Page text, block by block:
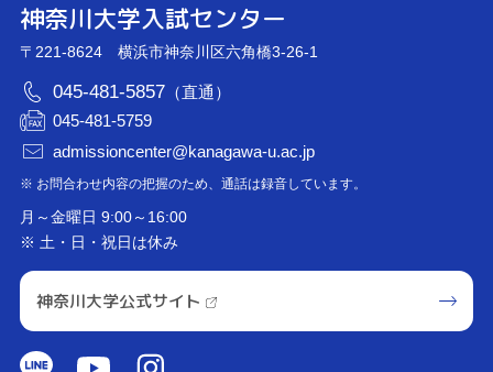
神奈川大学入試センター
〒221-8624 横浜市神奈川区六角橋3-26-1
045-481-5857（直通）
045-481-5759
admissioncenter@kanagawa-u.ac.jp
※ お問合わせ内容の把握のため、通話は録音しています。
月～金曜日 9:00～16:00
※ 土・日・祝日は休み
神奈川大学公式サイト